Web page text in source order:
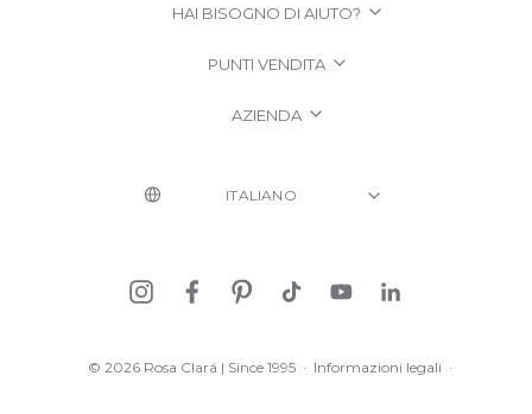
HAI BISOGNO DI AIUTO?
PUNTI VENDITA
AZIENDA
© 2026 Rosa Clará | Since 1995 · Informazioni legali ·